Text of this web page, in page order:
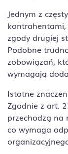
Jednym z
zgody drugiej
Podobne
zobowiązań,
wymagają
Istotne
Zgodnie z art.
przechodzą na
co wymaga